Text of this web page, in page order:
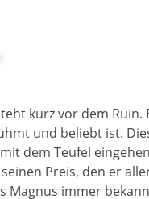
kurz vor dem
und beliebt ist.
dem Teufel
Preis, den er
Magnus immer